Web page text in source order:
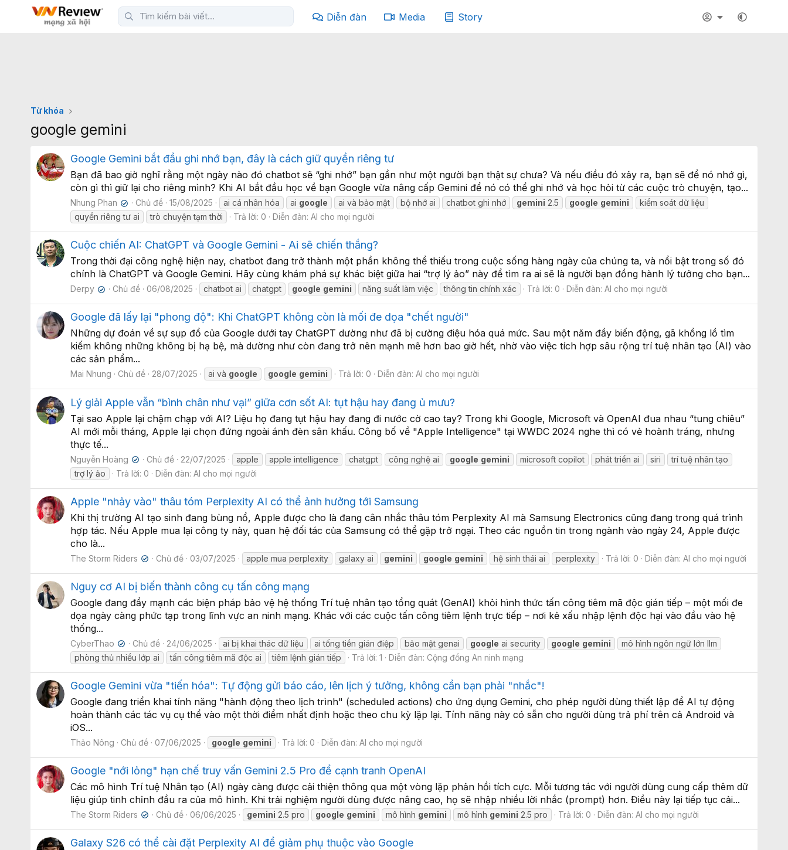
Diễn đàn Media Story
Từ khóa
google gemini
Google Gemini bắt đầu ghi nhớ bạn, đây là cách giữ quyền riêng tư
Bạn đã bao giờ nghĩ rằng một ngày nào đó chatbot sẽ “ghi nhớ” bạn gần như một người bạn thật sự chưa? Và nếu điều đó xảy ra, bạn sẽ để nó nhớ gì,
còn gì thì giữ lại cho riêng mình? Khi AI bắt đầu học về bạn Google vừa nâng cấp Gemini để nó có thể ghi nhớ và học hỏi từ các cuộc trò chuyện, tạo...
Nhung Phan ✔ Chủ đề 15/08/2025 ai cá nhân hóa ai google ai và bảo mật bộ nhớ ai chatbot ghi nhớ gemini 2.5 google gemini
kiểm soát dữ liệu
quyền riêng tư ai
trò chuyện tạm thời Trả lời: 0 Diễn đàn: AI cho mọi người
Cuộc chiến AI: ChatGPT và Google Gemini - Ai sẽ chiến thắng?
Trong thời đại công nghệ hiện nay, chatbot đang trở thành một phần không thể thiếu trong cuộc sống hàng ngày của chúng ta, và nổi bật trong số đó
chính là ChatGPT và Google Gemini. Hãy cùng khám phá sự khác biệt giữa hai “trợ lý ảo” này để tìm ra ai sẽ là người bạn đồng hành lý tưởng cho bạn...
Derpy ✔ Chủ đề 06/08/2025 chatbot ai chatgpt google gemini năng suất làm việc thông tin chính xác Trả lời: 0 Diễn đàn:AI cho mọi người
Google đã lấy lại "phong độ": Khi ChatGPT không còn là mối đe dọa "chết người"
Những dự đoán về sự sụp đổ của Google dưới tay ChatGPT dường như đã bị cường điệu hóa quá mức. Sau một năm đầy biến động, gã khổng lồ tìm
kiếm không những không bị hạ bệ, mà dường như còn đang trở nên mạnh mẽ hơn bao giờ hết, nhờ vào việc tích hợp sâu rộng trí tuệ nhân tạo (AI) vào
các sản phẩm...
Mai Nhung Chủ đề 28/07/2025 ai và google google gemini Trả lời: 0 Diễn đàn: AI cho mọi người
Lý giải Apple vẫn “bình chân như vại” giữa cơn sốt AI: tụt hậu hay đang ủ mưu?
Tại sao Apple lại chậm chạp với AI? Liệu họ đang tụt hậu hay đang đi nước cờ cao tay? Trong khi Google, Microsoft và OpenAI đua nhau “tung chiêu”
AI mới mỗi tháng, Apple lại chọn đứng ngoài ánh đèn sân khấu. Công bố về "Apple Intelligence" tại WWDC 2024 nghe thì có vẻ hoành tráng, nhưng
thực tế...
Nguyễn Hoàng ✔ Chủ đề 22/07/2025 apple apple intelligence chatgpt công nghệ ai google gemini microsoft copilot phát triển ai siri
trí tuệ nhân tạo
trợ lý ảo
Trả lời: 0 Diễn đàn: AI cho mọi người
Apple "nhảy vào" thâu tóm Perplexity AI có thể ảnh hưởng tới Samsung
Khi thị trường AI tạo sinh đang bùng nổ, Apple được cho là đang cân nhắc thâu tóm Perplexity AI mà Samsung Electronics cũng đang trong quá trình
hợp tác. Nếu Apple mua lại công ty này, quan hệ đối tác của Samsung có thể gặp trở ngại. Theo các nguồn tin trong ngành vào ngày 24, Apple được
cho là...
The Storm Riders ✔ Chủ đề 03/07/2025 apple mua perplexity galaxy ai gemini google gemini hệ sinh thái ai perplexity Trả lời: 0 Diễn đàn:AI cho mọi người
Nguy cơ AI bị biến thành công cụ tấn công mạng
Google đang đẩy mạnh các biện pháp bảo vệ hệ thống Trí tuệ nhân tạo tổng quát (GenAI) khỏi hình thức tấn công tiêm mã độc gián tiếp – một mối đe
dọa ngày càng phức tạp trong lĩnh vực an ninh mạng. Khác với các cuộc tấn công tiêm lệnh trực tiếp – nơi kẻ xấu nhập lệnh độc hại vào đầu vào hệ
thống...
CyberThao ✔ Chủ đề 24/06/2025 ai bị khai thác dữ liệu ai tống tiền gián điệp bảo mật genai google ai security google gemini
mô hình ngôn ngữ lớn llm
phòng thủ nhiều lớp ai
tấn công tiêm mã độc ai tiêm lệnh gián tiếp Trả lời: 1 Diễn đàn: Cộng đồng An ninh mạng
Google Gemini vừa "tiến hóa": Tự động gửi báo cáo, lên lịch ý tưởng, không cần bạn phải "nhắc"!
Google đang triển khai tính năng "hành động theo lịch trình" (scheduled actions) cho ứng dụng Gemini, cho phép người dùng thiết lập để AI tự động
hoàn thành các tác vụ cụ thể vào một thời điểm nhất định hoặc theo chu kỳ lặp lại. Tính năng này có sẵn cho người dùng trả phí trên cả Android và
iOS...
Thảo Nông Chủ đề 07/06/2025 google gemini Trả lời: 0 Diễn đàn: AI cho mọi người
Google "nới lỏng" hạn chế truy vấn Gemini 2.5 Pro để cạnh tranh OpenAI
Các mô hình Trí tuệ Nhân tạo (AI) ngày càng được cải thiện thông qua một vòng lặp phản hồi tích cực. Mỗi tương tác với người dùng cung cấp thêm dữ
liệu giúp tinh chỉnh đầu ra của mô hình. Khi trải nghiệm người dùng được nâng cao, họ sẽ nhập nhiều lời nhắc (prompt) hơn. Điều này lại tiếp tục cải...
The Storm Riders ✔ Chủ đề 06/06/2025 gemini 2.5 pro google gemini mô hình gemini mô hình gemini 2.5 pro Trả lời: 0 Diễn đàn:AI cho mọi người
Galaxy S26 có thể cài đặt Perplexity AI để giảm phụ thuộc vào Google